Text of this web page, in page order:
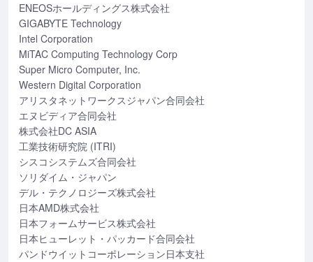
ENEOSホールディングス株式会社
GIGABYTE Technology
Intel Corporation
MiTAC Computing Technology Corp
Super Micro Computer, Inc.
Western Digital Corporation
アリスタネットワークスジャパン合同会社
エヌビディア合同会社
株式会社DC ASIA
工業技術研究院 (ITRI)
シスコシステムズ合同会社
ソリダイム・ジャパン
デル・テクノロジーズ株式会社
日本AMD株式会社
日本フォームサービス株式会社
日本ヒューレット・パッカード合同会社
パンドウイットコーポレーション日本支社